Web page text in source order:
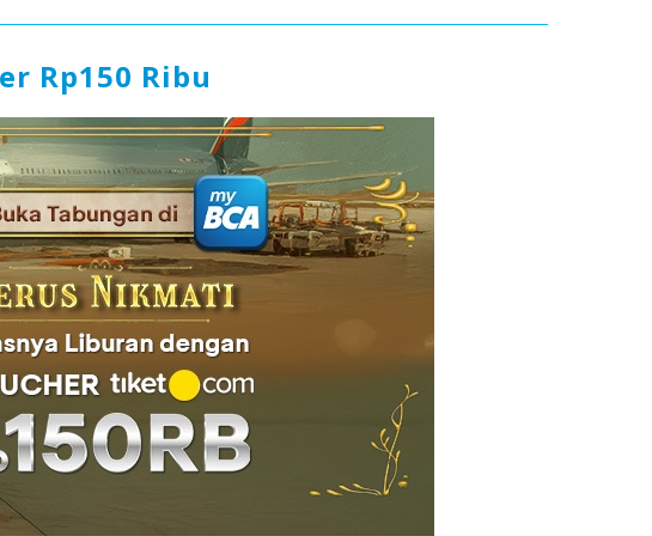
Rp150 Ribu